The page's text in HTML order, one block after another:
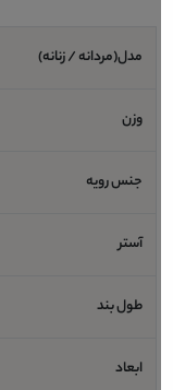
مدل(مردانه / زنانه)
وزن
جنس رویه
آستر
طول بند
ابعاد